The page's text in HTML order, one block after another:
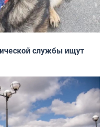
службы ищут